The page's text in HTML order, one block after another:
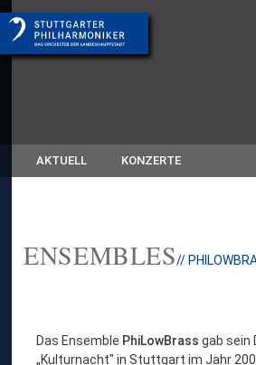
AKTUELL KONZERTE
ENSEMBLES//
Das Ensemble PhiLowBrass gab sein
„Kulturnacht″ in Stuttgart im Jahr